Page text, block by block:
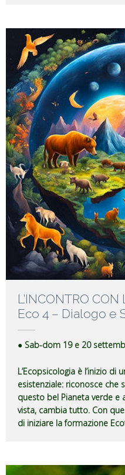
L’INCONTRO
Eco 4 – Dialogo e
● Sab-dom 19 e 20
L’Ecopsicologia è l’inizio di
esistenziale: riconosce che
questo bel Pianeta verde
vista, cambia tutto. Con
di iniziare la formazione